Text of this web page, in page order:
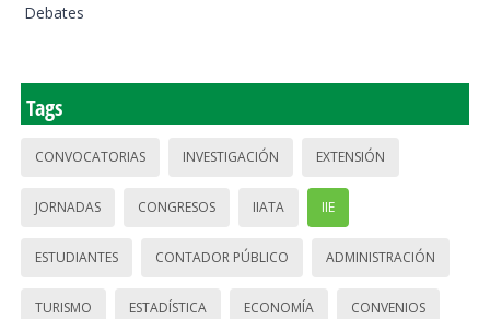
Debates
Tags
CONVOCATORIAS INVESTIGACIÓN EXTENSIÓN
JORNADAS CONGRESOS IIATA IIE
ESTUDIANTES CONTADOR PÚBLICO ADMINISTRACIÓN
TURISMO ESTADÍSTICA ECONOMÍA CONVENIOS